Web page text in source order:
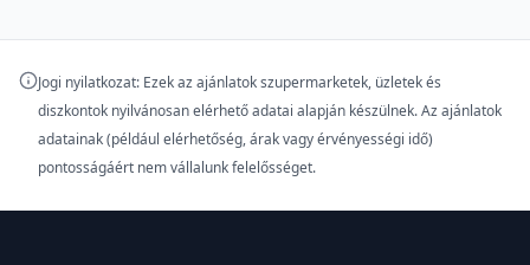
Jogi nyilatkozat: Ezek az ajánlatok szupermarketek, üzletek és
diszkontok nyilvánosan elérhető adatai alapján készülnek. Az ajánlatok
adatainak (például elérhetőség, árak vagy érvényességi idő)
pontosságáért nem vállalunk felelősséget.